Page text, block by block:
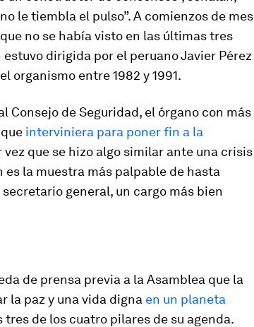
le tiembla el pulso”. A comienzos de mes
no se había visto en las últimas tres
dirigida por el peruano Javier Pérez
organismo entre 1982 y 1991.
Consejo de Seguridad, el órgano con más
interviniera para poner fin a la
vez que se hizo algo similar ante una crisis
es la muestra más palpable de hasta
general, un cargo más bien
de prensa previa a la Asamblea que la
la paz y una vida digna en un planeta
tres de los cuatro pilares de su agenda.